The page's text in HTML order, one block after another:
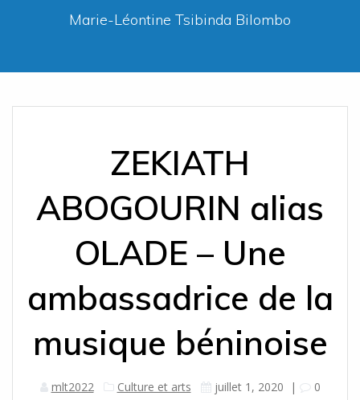
Marie-Léontine Tsibinda Bilombo
ZEKIATH
ABOGOURIN alias
OLADE – Une
ambassadrice de la
musique béninoise
mlt2022 Culture et arts juillet 1, 2020 | 0